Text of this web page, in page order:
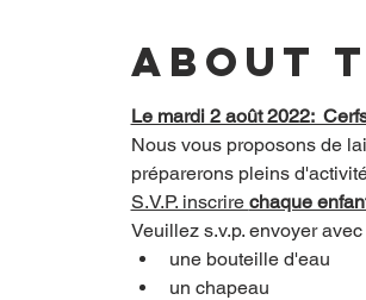
About
Le mardi 2 août 2022:
Nous vous proposons de
préparerons pleins
S.V.P. inscrire chaque
Veuillez s.v.p. envoyer
une bouteille d'eau
un chapeau